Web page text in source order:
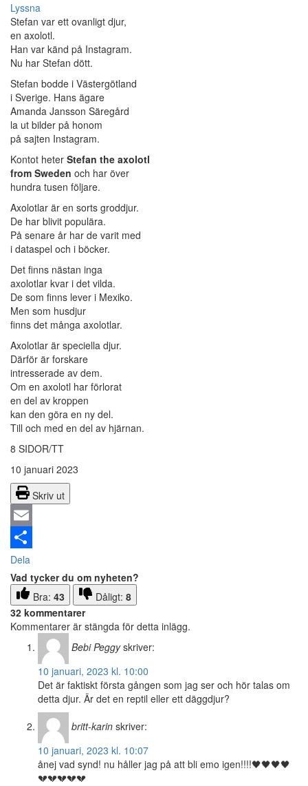
Lyssna
Stefan var ett ovanligt djur,
en axolotl.
Han var känd på Instagram.
Nu har Stefan dött.
Stefan bodde i Västergötland
i Sverige. Hans ägare
Amanda Jansson Säregård
la ut bilder på honom
på sajten Instagram.
Kontot heter Stefan the axolotl
from Sweden och har över
hundra tusen följare.
Axolotlar är en sorts groddjur.
De har blivit populära.
På senare år har de varit med
i dataspel och i böcker.
Det finns nästan inga
axolotlar kvar i det vilda.
De som finns lever i Mexiko.
Men som husdjur
finns det många axolotlar.
Axolotlar är speciella djur.
Därför är forskare
intresserade av dem.
Om en axolotl har förlorat
en del av kroppen
kan den göra en ny del.
Till och med en del av hjärnan.
8 SIDOR/TT
10 januari 2023
Skriv ut
Email
Dela
Vad tycker du om nyheten?
Bra: 43 Dåligt: 8
32 kommentarer
Kommentarer är stängda för detta inlägg.
Bebi Peggy skriver:
10 januari, 2023 kl. 10:00
Det är faktiskt första gången som jag ser och hör talas om
detta djur. Är det en reptil eller ett däggdjur?
britt-karin skriver:
10 januari, 2023 kl. 10:07
ånej vad synd! nu håller jag på att bli emo igen!!!!🖤🖤🖤🖤
💔💔💔💔💔